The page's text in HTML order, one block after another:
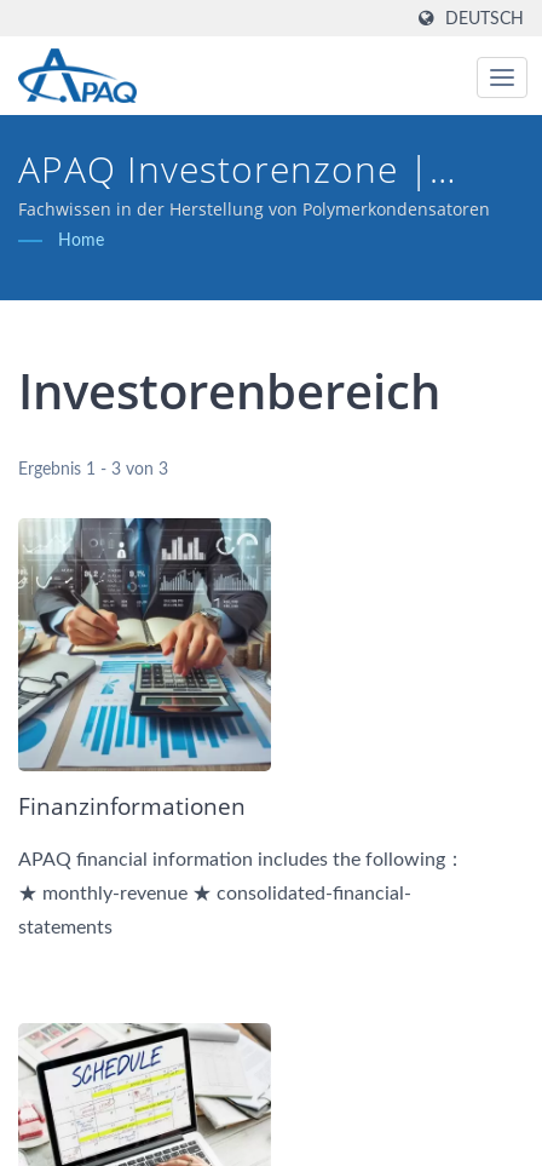
DEUTSCH
APAQ Investorenzone |
Fachwissen in der Herstellung von Polymerkondensatoren
Home
Investorenbereich
Ergebnis 1 - 3 von 3
Finanzinformationen
APAQ financial information includes the following：
★ monthly-revenue ★ consolidated-financial-
statements